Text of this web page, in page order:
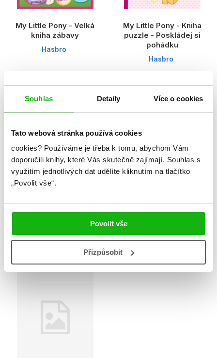
Souhlas Detaily Více o cookies
Tato webová stránka používá cookies
cookies? Používáme je třeba k tomu, abychom Vám
doporučili knihy, které Vás skutečně zajímají. Souhlas s
využitím jednotlivých dat udělíte kliknutím na tlačítko
„Povolit vše“.
Povolit vše
Přizpůsobit
My Little Pony - Velká
kniha zábavy
Hasbro
My Little Pony - Kniha
puzzle - Poskládej si
pohádku
Hasbro
Littlest Pet Shop -
Vybarvi můj svět! Čtyři
Hasbro
My Little Pony - Kniha
puzzle - Poskládej si
Hasbro